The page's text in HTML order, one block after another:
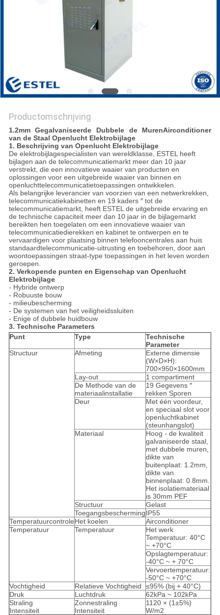
Productomschrijving
1.2mm Gegalvaniseerde Dubbele de MurenAirconditioner
van de Staal Openlucht Elektrobijlage
1. Beschrijving van Openlucht Elektrobijlage
De elektrobijlagespecialisten van wereldklasse, ESTEL heeft
bijlagen aan de telecommunicatiemarkt meer dan 10 jaar
verstrekt, die een innovatieve waaier van producten en
oplossingen voor een uitgebreide waaier van binnen en
openluchttelecommunicatietoepassingen ontwikkelen.
Als belangrijke leverancier van voorzien van een netwerkrekken,
telecommunicatiekabinetten en 19 kaders ″ tot de
telecommunicatiemarkt, heeft ESTEL de uitgebreide ervaring en
de technische capaciteit meer dan 10 jaar in de bijlagemarkt
bereikten hen toegelaten om een innovatieve waaier van
telecommunicatiedierekken en kabinet te ontwerpen en te
vervaardigen voor plaatsing binnen telefooncentrales aan huis
standaardtelecommunicatie-uitrusting en toebehoren, door aan
woontoepassingen straat-type toepassingen in het leven worden
geroepen.
2. Verkopende punten en Eigenschap van Openlucht
Elektrobijlage
- Hybride ontwerp
- Robuuste bouw
- milieubescherming
- De systemen van het veiligheidssluiten
- Enige of dubbele huidbouw
3. Technische Parameters
Punt
Type
Technische
Parameter
Structuur
Afmeting
Externe dimensie
(W×D×H):
700×950×1600mm
Lay-out
1 compartiment
De Methode van de
materiaalinstallatie
19 Gegevens ″
rekken Sporen
Deur
Met één voordeur,
en speciaal slot voor
openluchtkabinet
(steunhangslot)
Materiaal
Hoog - de kwaliteit
galvaniseerde staal,
met dubbele muren,
dikte van
buitenplaat: 1.2mm,
dikte van
binnenplaat: 0.8mm.
Het isolatiemateriaal
is 30mm PEF
Structuur
Gelast
ToegangsbeschermingIP55
TemperatuurcontroleHet koelen
Airconditioner
Temperatuur
Temperatuur
Het werk
Temperatuur: 40°C
~ +70°C
Opslagtemperatuur:
-40°C ~ + 70°C
Vervoertemperatuur:
-50°C ~ +70°C
Vochtigheid
Relatieve Vochtigheid
≤95% (bij + 40°C)
Druk
Luchtdruk
62kPa ~ 102kPa
Straling
Intensiteit
Zonnestraling
Intensiteit
1120 × (1±5%)
W/m2